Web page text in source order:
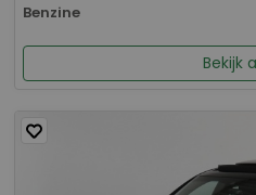
Benzine
Bekijk